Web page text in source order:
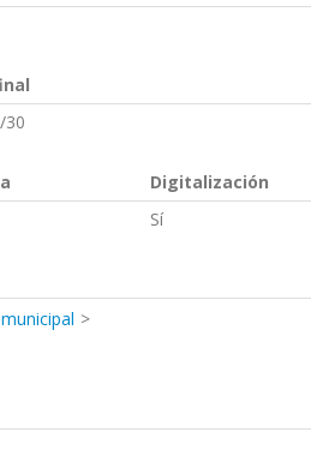
30
Digitalización
Sí